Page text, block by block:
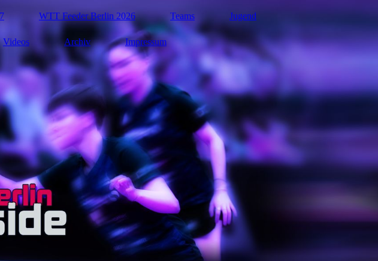
WTT Feeder Berlin 2026 Teams Jugend
Videos Archiv Impressum